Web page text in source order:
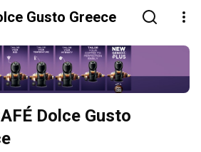
Gusto Greece
Dolce Gusto